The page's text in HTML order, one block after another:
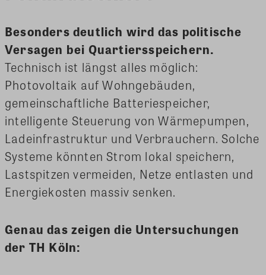
Besonders deutlich wird das politische
Versagen bei Quartiersspeichern.
Technisch ist längst alles möglich:
Photovoltaik auf Wohngebäuden,
gemeinschaftliche Batteriespeicher,
intelligente Steuerung von Wärmepumpen,
Ladeinfrastruktur und Verbrauchern. Solche
Systeme könnten Strom lokal speichern,
Lastspitzen vermeiden, Netze entlasten und
Energiekosten massiv senken.
Genau das zeigen die Untersuchungen
der TH Köln: